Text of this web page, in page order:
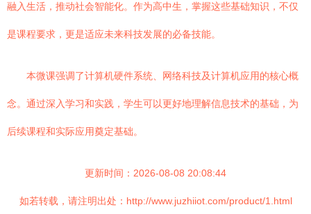
融入生活，推动社会智能化。作为高中生，掌握这些基础知识，不仅
是课程要求，更是适应未来科技发展的必备技能。
本微课强调了计算机硬件系统、网络科技及计算机应用的核心概
念。通过深入学习和实践，学生可以更好地理解信息技术的基础，为
后续课程和实际应用奠定基础。
更新时间：2026-08-08 20:08:44
如若转载，请注明出处：http://www.juzhiiot.com/product/1.html